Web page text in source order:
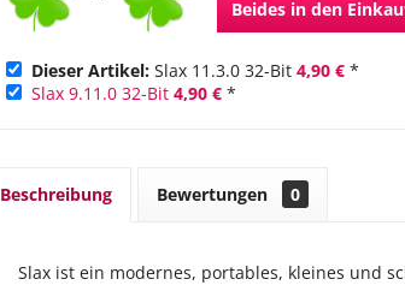
Beides in den
Dieser Artikel: Slax 11.3.0 32-Bit 4,90 € *
Slax 9.11.0 32-Bit 4,90 € *
Beschreibung Bewertungen 0
Slax ist ein modernes, portables, kleines und